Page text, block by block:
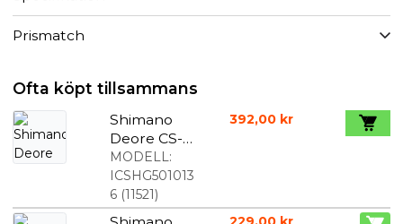
Prismatch
Ofta köpt tillsammans
Shimano
Deore CS-
HG50-10 10-
speed 11-
36T
MODELL:
ICSHG501013
6(11521)
392,00 kr